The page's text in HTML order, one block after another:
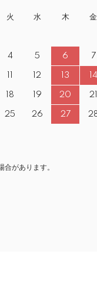
火 水 木 金
4 5 6 7
12 13 14
18 19 20 21
25 26 27
があります。